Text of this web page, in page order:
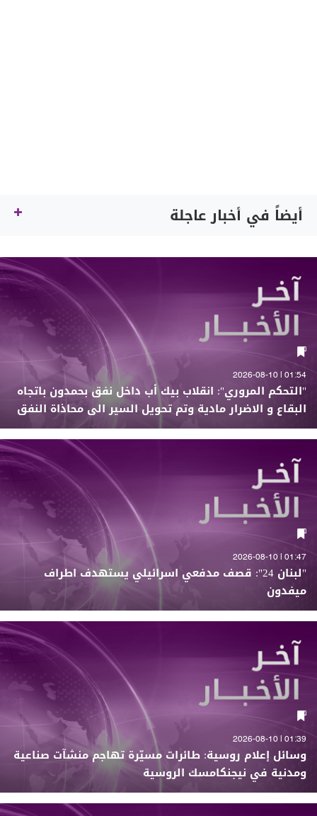
أيضاً في أخبار عاجلة
01:54 | 2026-08-10
"التحكم المروري": انقلاب بيك أب داخل نفق بحمدون باتجاه
البقاع و الاضرار مادية وتم تحويل السير الى محاذاة النفق
01:47 | 2026-08-10
"لبنان 24": قصف مدفعي اسرائيلي يستهدف اطراف
ميفدون
01:39 | 2026-08-10
وسائل إعلام روسية: طائرات مسيّرة تهاجم منشآت صناعية
ومدنية في نيجنكامسك الروسية